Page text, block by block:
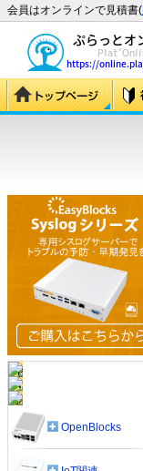
会員はオンラインで見積書(
OpenBlocks